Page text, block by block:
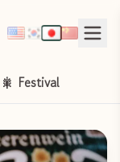
🎇 Festival